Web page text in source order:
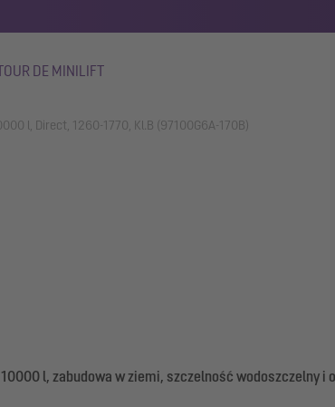
DE MINILIFT
l, Direct, 1260-1770, Kl.B (97100G6A-170B)
l, zabudowa w ziemi, szczelność wodoszczelny i